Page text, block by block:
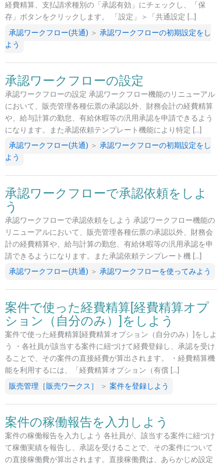
経費精算、支払請求種別の「承認有効」にチェックし、「保
存」ボタンをクリックします。 「設定」＞「共通設定 […]
承認ワークフロー(共通) ＞ 承認ワークフローの初期設定をし
よう
承認ワークフローの設定
承認ワークフローの設定 承認ワークフロー機能のリニューアル
において、販売管理各種伝票の承認以外、財務会計の経費精算
や、給与計算の勤怠、有給休暇等の汎用承認を申請できるよう
になります。また承認依頼テンプレート機能により特定 […]
承認ワークフロー(共通) ＞ 承認ワークフローの初期設定をし
よう
承認ワークフローで承認依頼をしよ
う
承認ワークフローで承認依頼をしよう 承認ワークフロー機能の
リニューアルにおいて、販売管理各種伝票の承認以外、財務会
計の経費精算や、給与計算の勤怠、有給休暇等の汎用承認を申
請できるようになります。また承認依頼テンプレート機 […]
承認ワークフロー(共通) ＞ 承認ワークフローを使ってみよう
案件で使った経費精算[経費精算オプ
ション（自分のみ）]をしよう
案件で使った経費精算[経費精算オプション（自分のみ）]をしよ
う ・各社員が該当する案件に紐づけて経費登録し、承認を受け
ることで、その案件の直接経費が算出されます。 ・経費精算機
能を利用するには、「経費精算オプション（有償 […]
販売管理［販売ワークス］
＞ 案件を登録しよう
案件の稼働報告を入力しよう
案件の稼働報告を入力しよう 各社員が、該当する案件に紐づけ
て稼働実績を報告し、承認を受けることで、その案件について
の直接稼働費が算出されます。直接稼働費は、あらかじめ設定